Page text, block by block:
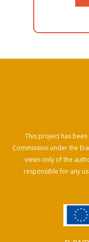
This project has
Commission under the
views only of the
responsible for any